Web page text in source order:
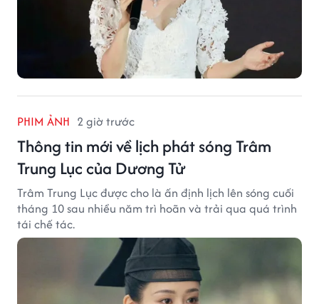
PHIM ẢNH 2 giờ trước
Thông tin mới về lịch phát sóng Trâm
Trung Lục của Dương Tử
Trâm Trung Lục được cho là ấn định lịch lên sóng cuối
tháng 10 sau nhiều năm trì hoãn và trải qua quá trình
tái chế tác.